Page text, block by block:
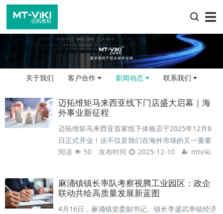
☰
关于我们 客户合作 新闻动态 联系我们
迈拓维矩马来西亚线下门店盛大启幕｜海
外事业新征程
迈拓维矩马来西亚首家线下体验店于2025年12月8
日正式开业！这不仅是我们在海外市场的又一重要
落子，更标志着品牌全球化征程迈入“本土化深耕”新
地场景的解决方案。地理位置：吉隆坡核心数码腹
地——刘蝶广场
阅读 50 发布时间 2025-12-10 mtviki
麻涌镇镇长率队考察视腾工业园区：政企
联动共绘高质量发展新蓝图
4月16日，麻涌镇党委副书记、镇长李盛武率镇经济